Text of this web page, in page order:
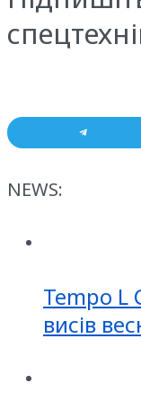
NEWS:
Tempo L
висів